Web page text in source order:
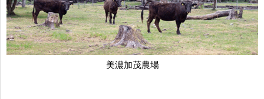
美濃加茂農場